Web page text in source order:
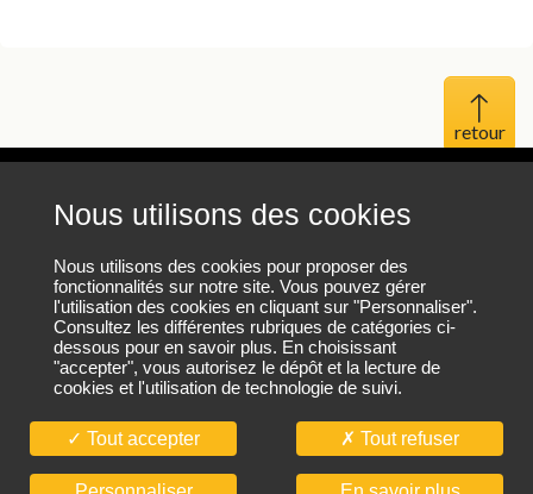
Nous utilisons des cookies
Nous utilisons des cookies pour proposer des
fonctionnalités sur notre site. Vous pouvez gérer
l'utilisation des cookies en cliquant sur "Personnaliser".
Consultez les différentes rubriques de catégories ci-
dessous pour en savoir plus. En choisissant
"accepter", vous autorisez le dépôt et la lecture de
cookies et l'utilisation de technologie de suivi.
Tout accepter Tout refuser
Haut
Mentions légales
Protection des données personnelles
Plan du site
Nous contacter